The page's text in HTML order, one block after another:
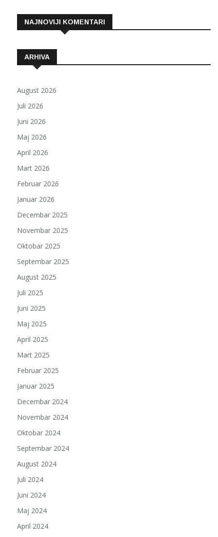
NAJNOVIJI KOMENTARI
ARHIVA
August 2026
Juli 2026
Juni 2026
Maj 2026
April 2026
Mart 2026
Februar 2026
Januar 2026
Decembar 2025
Novembar 2025
Oktobar 2025
Septembar 2025
August 2025
Juli 2025
Juni 2025
Maj 2025
April 2025
Mart 2025
Februar 2025
Januar 2025
Decembar 2024
Novembar 2024
Oktobar 2024
Septembar 2024
August 2024
Juli 2024
Juni 2024
Maj 2024
April 2024